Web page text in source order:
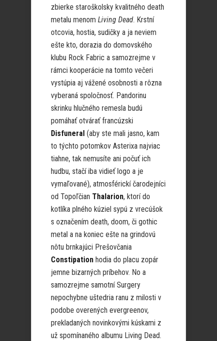
zbierke staroškolsky kvalitného death
metalu menom Living Dead. Krstní
otcovia, hostia, sudičky a ja neviem
ešte kto, dorazia do domovského
klubu Rock Fabric a samozrejme v
rámci kooperácie na tomto večeri
vystúpia aj vážené osobnosti a rôzna
vyberaná spoločnosť. Pandorinu
skrinku hlučného remesla budú
pomáhať otvárať francúzski
Disfuneral (aby ste mali jasno, kam
to týchto potomkov Asterixa najviac
tiahne, tak nemusíte ani počuť ich
hudbu, stačí iba vidieť logo a je
vymaľované), atmosférickí čarodejníci
od Topoľčian Thalarion, ktorí do
kotlíka plného kúziel sypú z vrecúšok
s označením death, doom, či gothic
metal a na koniec ešte na grindovú
nôtu brnkajúci Prešovčania
Constipation hodia do placu zopár
jemne bizarných príbehov. No a
samozrejme samotní Surgery
nepochybne uštedria ranu z milosti v
podobe overených evergreenov,
prekladaných novinkovými kúskami z
už spomínaného albumu Living Dead.